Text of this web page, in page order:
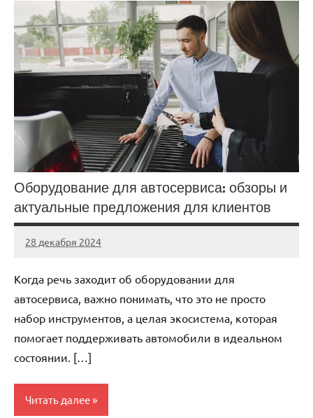
Оборудование для автосервиса: обзоры и
актуальные предложения для клиентов
28 декабря 2024
Avtor
Нет
Когда речь заходит об оборудовании для
автосервиса, важно понимать, что это не просто
набор инструментов, а целая экосистема, которая
помогает поддерживать автомобили в идеальном
состоянии. […]
Читать далее